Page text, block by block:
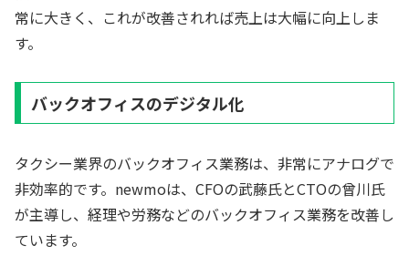
常に大きく、これが改善されれば売上は大幅に向上しま
す。
バックオフィスのデジタル化
タクシー業界のバックオフィス業務は、非常にアナログで
非効率的です。newmoは、CFOの武藤氏とCTOの曾川氏
が主導し、経理や労務などのバックオフィス業務を改善し
ています。